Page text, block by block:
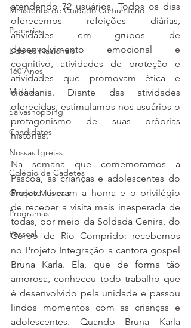
Ministérios de Cuidado Comunitário
Parcerias
Líderes Nacionais
160 Anos
Música
Salvashopping
Candidatos
Nossas Igrejas
Colégio de Cadetes
Grupos Musicais
Programas
Pessoal
atendendo 72 usuários. Todos os dias
oferecemos refeições diárias,
atividades em grupos de
desenvolvimento emocional e
cognitivo, atividades de proteção e
atividades que promovam ética e
cidadania. Diante das atividades
oferecidas, estimulamos nos usuários o
protagonismo de suas próprias
histórias.
Na semana que comemoramos a
Páscoa, as crianças e adolescentes do
Projeto tiveram a honra e o privilégio
de receber a visita mais inesperada de
todas, por meio da Soldada Cenira, do
Corpo de Rio Comprido: recebemos
no Projeto Integração a cantora gospel
Bruna Karla. Ela, que de forma tão
amorosa, conheceu todo trabalho que
é desenvolvido pela unidade e passou
lindos momentos com as crianças e
adolescentes. Quando Bruna Karla